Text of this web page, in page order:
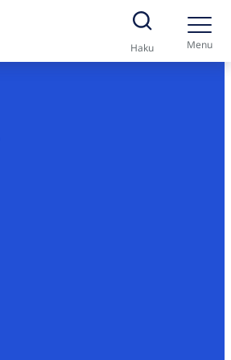
Haku Menu